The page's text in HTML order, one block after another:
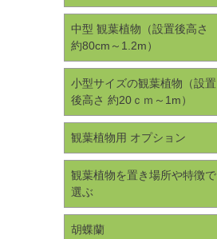
中型 観葉植物（設置後高さ
約80cm～1.2m）
小型サイズの観葉植物（設置
後高さ 約20ｃｍ～1m）
観葉植物用 オプション
観葉植物を置き場所や特徴で
選ぶ
胡蝶蘭